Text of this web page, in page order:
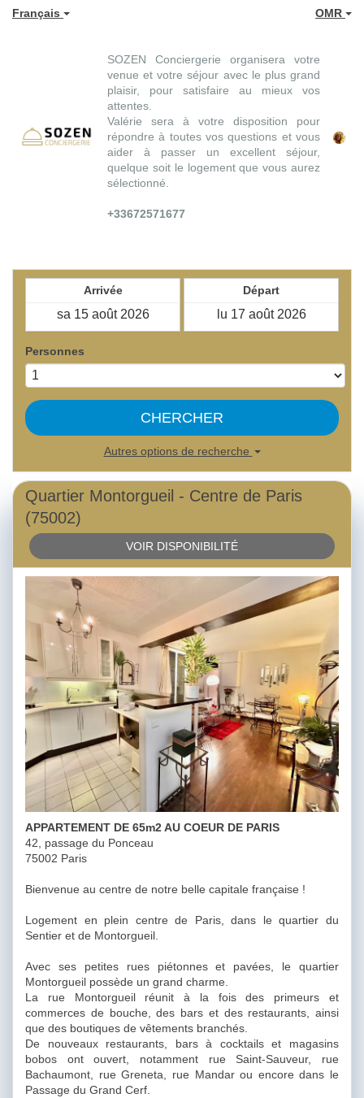
Français OMR
SOZEN Conciergerie organisera votre
venue et votre séjour avec le plus grand
plaisir, pour satisfaire au mieux vos
attentes.
Valérie sera à votre disposition pour
répondre à toutes vos questions et vous
aider à passer un excellent séjour,
quelque soit le logement que vous aurez
sélectionné.
+33672571677
Arrivée Départ
Personnes
CHERCHER
Autres options de recherche
Quartier Montorgueil - Centre de Paris
(75002)
VOIR DISPONIBILITÉ
APPARTEMENT DE 65m2 AU COEUR DE PARIS
42, passage du Ponceau
75002 Paris
Bienvenue au centre de notre belle capitale française !
Logement en plein centre de Paris, dans le quartier du
Sentier et de Montorgueil.
Avec ses petites rues piétonnes et pavées, le quartier
Montorgueil possède un grand charme.
La rue Montorgueil réunit à la fois des primeurs et
commerces de bouche, des bars et des restaurants, ainsi
que des boutiques de vêtements branchés.
De nouveaux restaurants, bars à cocktails et magasins
bobos ont ouvert, notamment rue Saint-Sauveur, rue
Bachaumont, rue Greneta, rue Mandar ou encore dans le
Passage du Grand Cerf.